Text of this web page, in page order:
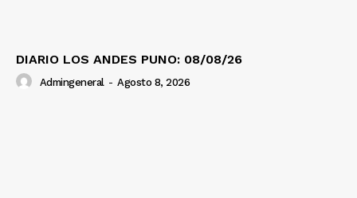
DIARIO LOS ANDES PUNO: 08/08/26
Admingeneral - Agosto 8, 2026